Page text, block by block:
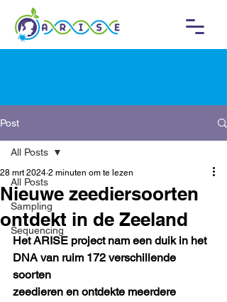
Post
All Posts
Sampling
Sequencing
All Posts
Nieuwe zeediersoorten
ontdekt in de Zeeland
28 mrt 2024 2 minuten om te lezen
Het ARISE project nam een duik in het
DNA van ruim 172 verschillende
soorten
zeedieren en ontdekte meerdere